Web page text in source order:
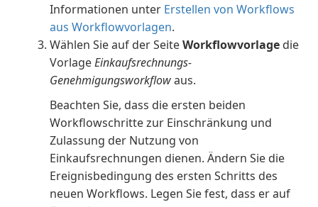
Informationen unter Erstellen von Workflows
aus Workflowvorlagen.
Wählen Sie auf der SeiteWorkflowvorlage die
VorlageEinkaufsrechnungs-
Genehmigungsworkflowaus.
Beachten Sie, dass die ersten beiden
Workflowschritte zur Einschränkung und
Zulassung der Nutzung von
Einkaufsrechnungen dienen. Ändern Sie die
Ereignisbedingung des ersten Schritts des
neuen Workflows. Legen Sie fest, dass er auf